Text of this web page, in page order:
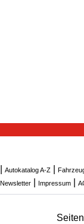
Autokatalog A-Z|
Newsletter Impressum